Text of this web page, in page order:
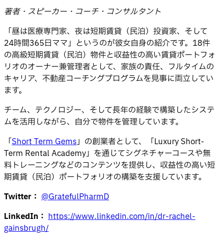
著者・スピーカー・コーチ・コンサルタント
「昼は医療専門家、夜は短期賃貸（民泊）投資家、そして
24時間365日ママ」というのが彼女自身の紹介です。18件
の高級短期賃貸（民泊）物件と収益性の高い賃貸ポートフォ
リオのオーナー兼管理者として、家族の責任、フルタイムの
キャリア、不動産コーチングプログラムを見事に両立してい
ます。
チーム、テクノロジー、そして長年の経験で構築したシステ
ムを活用しながら、自分で物件を管理しています。
「Short Term Gems」の創業者として、「Luxury Short-
Term Rental Academy」を通じてシグネチャーコースや無
料トレーニングなどのコンテンツを提供し、収益性の高い短
期賃貸（民泊）ポートフォリオの構築を支援しています。
Twitter： @GratefulPharmD
LinkedIn： https://www.linkedin.com/in/dr-rachel-
gainsbrugh/